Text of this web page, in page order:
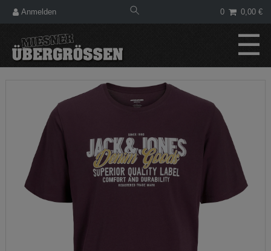
Anmelden 0 0,00 €
☰